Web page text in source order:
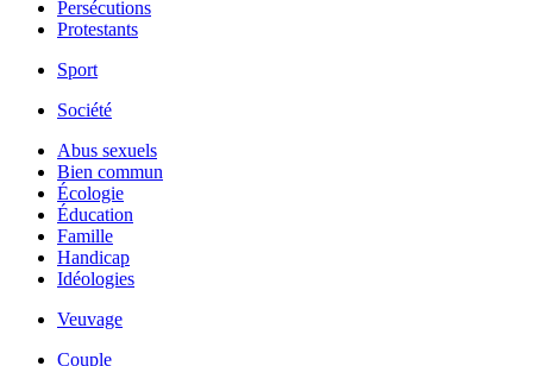
Persécutions
Protestants
Sport
Société
Abus sexuels
Bien commun
Écologie
Éducation
Famille
Handicap
Idéologies
Veuvage
Couple